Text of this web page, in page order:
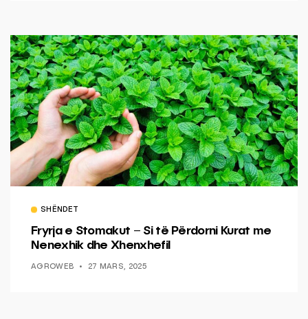
SHËNDET
Fryrja e Stomakut – Si të Përdorni Kurat me
Nenexhik dhe Xhenxhefil
AGROWEB 27 MARS, 2025